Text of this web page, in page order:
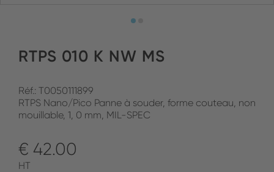
RTPS 010 K NW MS
Réf.: T0050111899
RTPS Nano/Pico Panne à souder, forme couteau, non
mouillable, 1, 0 mm, MIL-SPEC
€ 42.00
HT